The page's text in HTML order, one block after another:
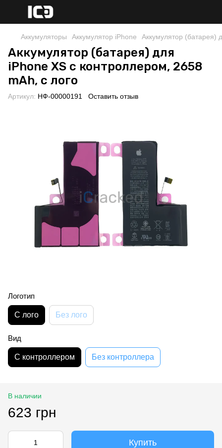
Аккумуляторы Аккумулятор iPhone Аккумулятор (батарея)
Аккумулятор (батарея) для
iPhone XS с контроллером, 2658
mAh, с лого
Артикул: НФ-00000191 Оставить отзыв
Логотип
С лого Без лого
Вид
С контроллером Без контроллера
В наличии
623 грн
Купить